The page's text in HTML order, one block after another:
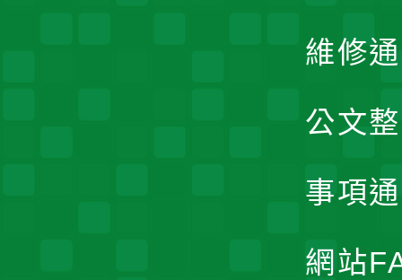
維修
公文
事項
網站